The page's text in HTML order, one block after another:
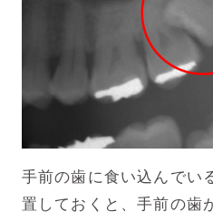
手前の歯に食い込んでい
置しておくと、手前の歯